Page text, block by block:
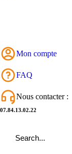
Mon compte
FAQ
Nous contacter :
07.84.13.02.22